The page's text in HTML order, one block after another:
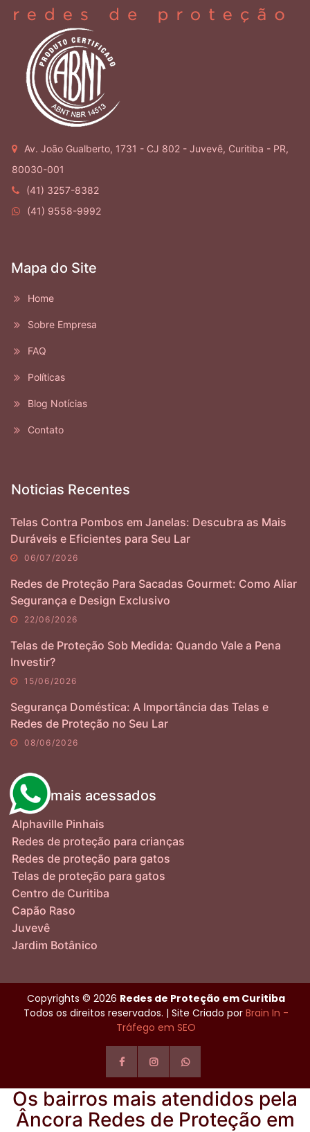
Av. João Gualberto, 1731 - CJ 802 - Juvevê, Curitiba - PR,
80030-001
(41) 3257-8382
(41) 9558-9992
Mapa do Site
Home
Sobre Empresa
FAQ
Políticas
Blog Notícias
Contato
Noticias Recentes
Telas Contra Pombos em Janelas: Descubra as Mais
Duráveis e Eficientes para Seu Lar
06/07/2026
Redes de Proteção Para Sacadas Gourmet: Como Aliar
Segurança e Design Exclusivo
22/06/2026
Telas de Proteção Sob Medida: Quando Vale a Pena
Investir?
15/06/2026
Segurança Doméstica: A Importância das Telas e
Redes de Proteção no Seu Lar
08/06/2026
Links mais acessados
Alphaville Pinhais
Redes de proteção para crianças
Redes de proteção para gatos
Telas de proteção para gatos
Centro de Curitiba
Capão Raso
Juvevê
Jardim Botânico
Copyrights © 2026 Redes de Proteção em Curitiba
Todos os direitos reservados. | Site Criado por Brain In -
Tráfego em SEO
Os bairros mais atendidos pela
Âncora Redes de Proteção em